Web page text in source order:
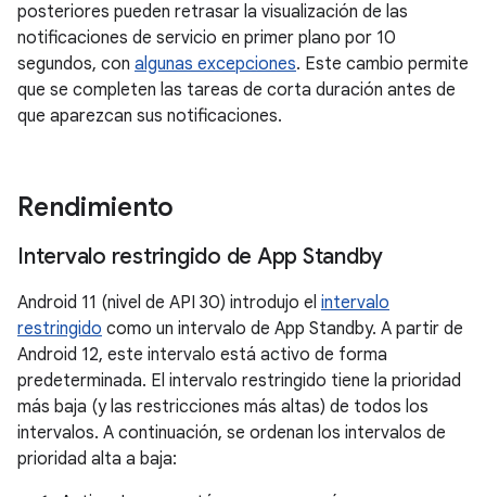
posteriores pueden retrasar la visualización de las
notificaciones de servicio en primer plano por 10
segundos, con algunas excepciones. Este cambio permite
que se completen las tareas de corta duración antes de
que aparezcan sus notificaciones.
Rendimiento
Intervalo restringido de App Standby
Android 11 (nivel de API 30) introdujo el intervalo
restringido como un intervalo de App Standby. A partir de
Android 12, este intervalo está activo de forma
predeterminada. El intervalo restringido tiene la prioridad
más baja (y las restricciones más altas) de todos los
intervalos. A continuación, se ordenan los intervalos de
prioridad alta a baja: